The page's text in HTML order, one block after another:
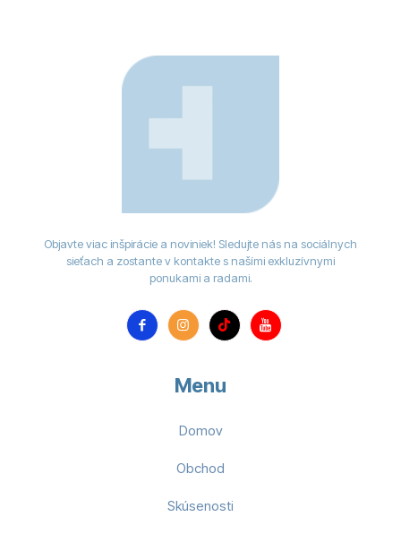
Objavte viac inšpirácie a noviniek! Sledujte nás na sociálnych
sieťach a zostante v kontakte s našími exkluzívnymi
ponukami a radami.
Menu
Domov
Obchod
Skúsenosti